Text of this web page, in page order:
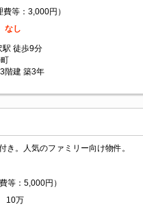
費等：3,000円）
なし
駅 徒歩9分
階建 築3年
き。人気のファミリー向け物件。
等：5,000円）
10万